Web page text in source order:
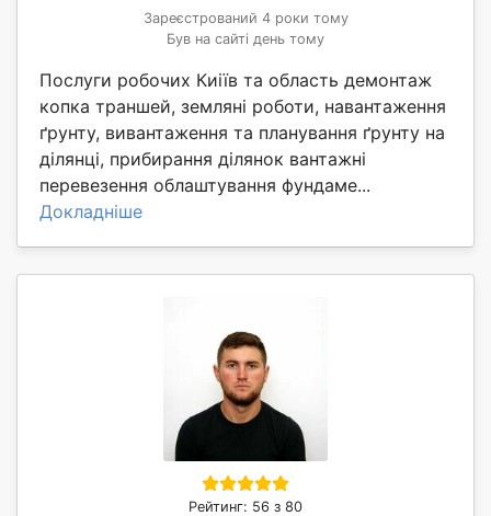
Зареєстрований 4 роки тому
Був на сайті день тому
Послуги робочих Киіїв та область демонтаж
копка траншей, земляні роботи, навантаження
ґрунту, вивантаження та планування ґрунту на
ділянці, прибирання ділянок вантажні
перевезення облаштування фундаме...
Докладніше
Рейтинг: 56 з 80